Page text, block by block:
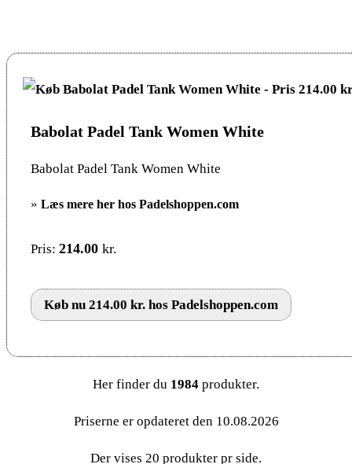
Babolat Padel Tank Women White
Babolat Padel Tank Women White
» Læs mere her hos Padelshoppen.com
Pris: 214.00 kr.
Køb nu 214.00 kr. hos Padelshoppen.com
Her finder du 1984 produkter.
Priserne er opdateret den 10.08.2026
Der vises 20 produkter pr side.